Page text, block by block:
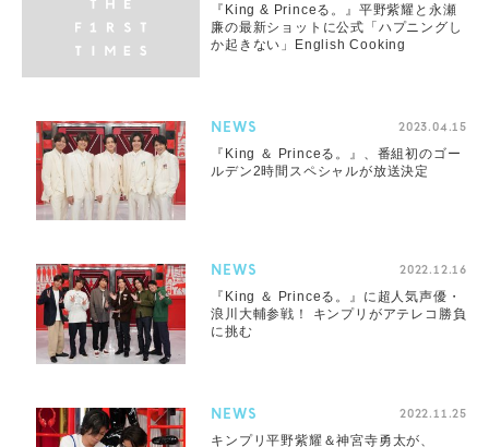
『King & Princeる。』平野紫耀と永瀬
廉の最新ショットに公式「ハプニングし
か起きない」English Cooking
NEWS 2023.04.15
『King ＆ Princeる。』、番組初のゴー
ルデン2時間スペシャルが放送決定
NEWS 2022.12.16
『King ＆ Princeる。』に超人気声優・
浪川大輔参戦！ キンプリがアテレコ勝負
に挑む
NEWS 2022.11.25
キンプリ平野紫耀＆神宮寺勇太が、